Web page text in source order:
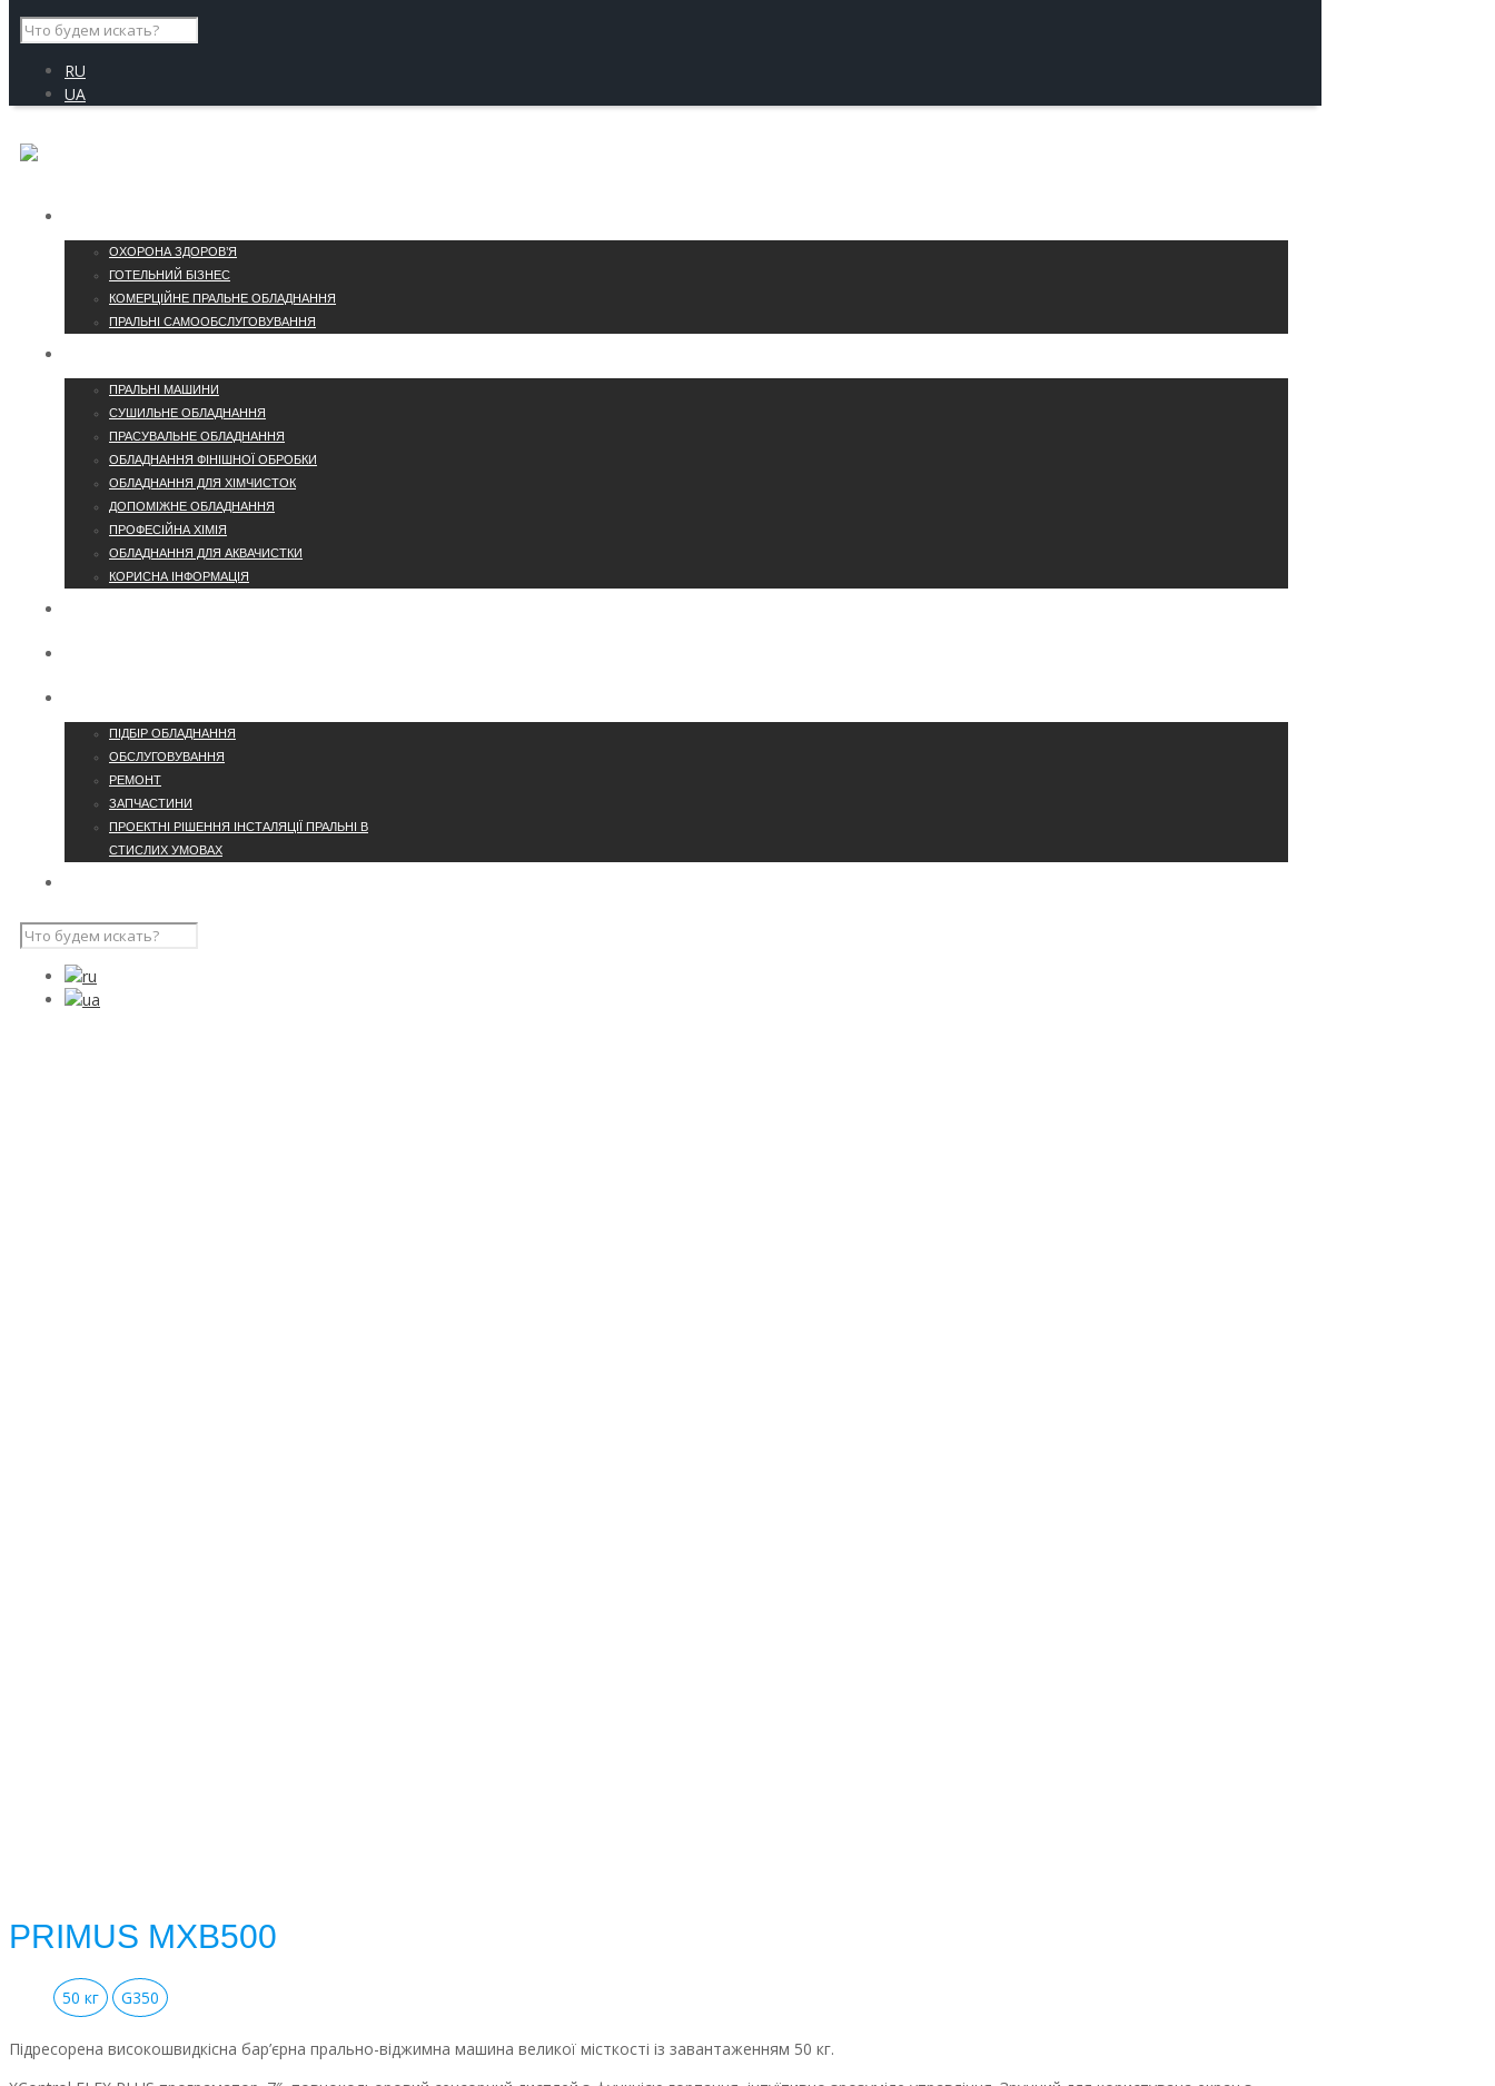
RU
UA
ОХОРОНА ЗДОРОВ’Я
ГОТЕЛЬНИЙ БІЗНЕС
КОМЕРЦІЙНЕ ПРАЛЬНЕ ОБЛАДНАННЯ
ПРАЛЬНІ САМООБСЛУГОВУВАННЯ
ПРАЛЬНІ МАШИНИ
СУШИЛЬНЕ ОБЛАДНАННЯ
ПРАСУВАЛЬНЕ ОБЛАДНАННЯ
ОБЛАДНАННЯ ФІНІШНОЇ ОБРОБКИ
ОБЛАДНАННЯ ДЛЯ ХІМЧИСТОК
ДОПОМІЖНЕ ОБЛАДНАННЯ
ПРОФЕСІЙНА ХІМІЯ
ОБЛАДНАННЯ ДЛЯ АКВАЧИСТКИ
КОРИСНА ІНФОРМАЦІЯ
ПІДБІР ОБЛАДНАННЯ
ОБСЛУГОВУВАННЯ
РЕМОНТ
ЗАПЧАСТИНИ
ПРОЕКТНІ РІШЕННЯ ІНСТАЛЯЦІЇ ПРАЛЬНІ В
СТИСЛИХ УМОВАХ
PRIMUS MXB500
50 кг G350
Підресорена високошвидкісна бар’єрна прально-віджимна машина великої місткості із завантаженням 50 кг.